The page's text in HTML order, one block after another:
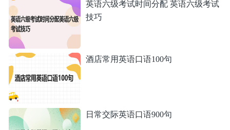
英语六级考试时间分配 英语六级考试
技巧
酒店常用英语口语100句
日常交际英语口语900句